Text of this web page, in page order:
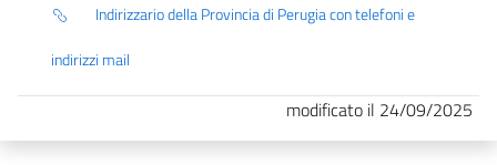
Indirizzario della Provincia di Perugia con telefoni e
indirizzi mail
modificato il 24/09/2025